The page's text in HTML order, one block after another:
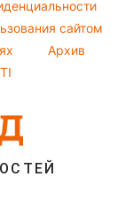
сайтом
Архив